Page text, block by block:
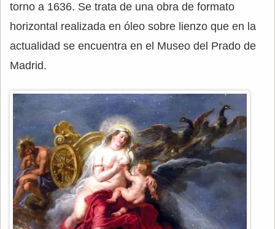
torno a 1636. Se trata de una obra de formato
horizontal realizada en óleo sobre lienzo que en la
actualidad se encuentra en el Museo del Prado de
Madrid.